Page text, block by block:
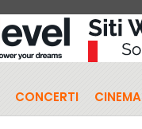
CONCERTI CINEMA